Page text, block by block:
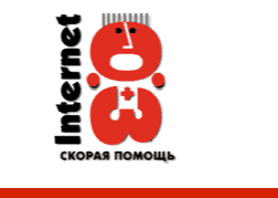
Internet
Скорая помощь